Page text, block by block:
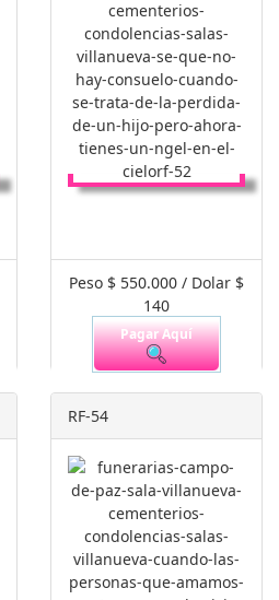
Peso $ 550.000 / Dolar $
140
Pagar Aquí
RF-54